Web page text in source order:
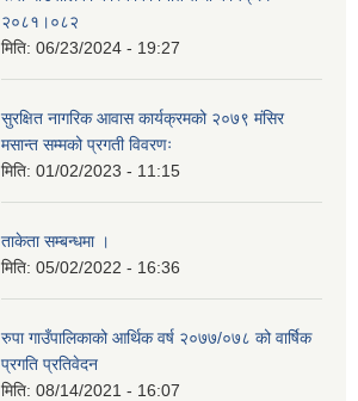
२०८१।०८२
मिति: 06/23/2024 - 19:27
सुरक्षित नागरिक आवास कार्यक्रमको २०७९ मंसिर
मसान्त सम्मको प्रगती विवरणः
मिति: 01/02/2023 - 11:15
ताकेता सम्बन्धमा ।
मिति: 05/02/2022 - 16:36
रुपा गाउँपालिकाको आर्थिक वर्ष २०७७/०७८ को वार्षिक
प्रगति प्रतिवेदन
मिति: 08/14/2021 - 16:07